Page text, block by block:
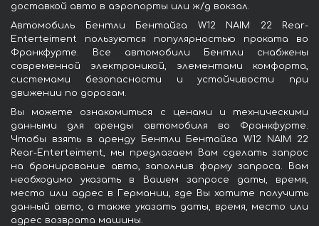
доставкой авто в аэропорты или ж/д вокзал.
Автомобиль Бентли Бентайга W12 NAIM 22 Rear-
Enterteiment пользуются популярностью проката во
Франкфурте. Все автомобили Бентли снабжены
современной электроникой, элементами комфорта,
системами безопасности и устойчивости при
движении по дорогам.
Вы можете ознакомиться с ценами и техническими
данными для аренды автомобиля во Франкфурте.
Чтобы взять в аренду Бентли Бентайга W12 NAIM 22
Rear-Enterteiment, мы предлагаем Вам сделать запрос
на бронирование авто, заполнив форму запроса. Вам
необходимо указать в Вашем запросе даты, время,
место или адрес в Германии, где Вы хотите получить
данный авто, а также указать даты, время, место или
адрес возврата машины.